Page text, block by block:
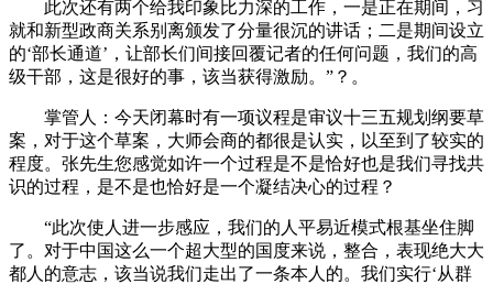
此次还有两个给我印象比力深的工作，一是正在期间，习
就和新型政商关系别离颁发了分量很沉的讲话；二是期间设立
的‘部长通道’，让部长们间接回覆记者的任何问题，我们的高
级干部，这是很好的事，该当获得激励。”？。
掌管人：今天闭幕时有一项议程是审议十三五规划纲要草
案，对于这个草案，大师会商的都很是认实，以至到了较实的
程度。张先生您感觉如许一个过程是不是恰好也是我们寻找共
识的过程，是不是也恰好是一个凝结决心的过程？
“此次使人进一步感应，我们的人平易近模式根基坐住脚
了。对于中国这么一个超大型的国度来说，整合，表现绝大大
都人的意志，该当说我们走出了一条本人的。我们实行‘从群